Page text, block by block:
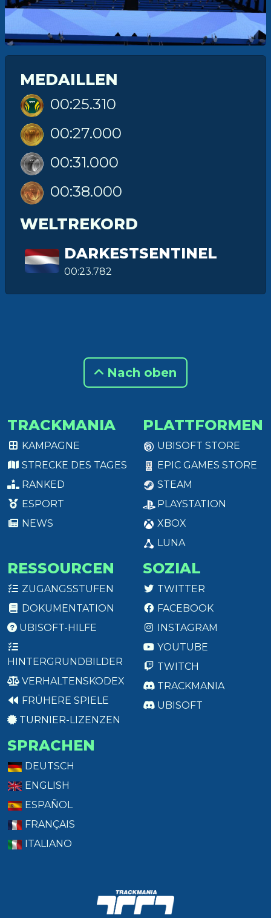
MEDAILLEN
00:25.310
00:27.000
00:31.000
00:38.000
WELTREKORD
DARKESTSENTINEL
00:23.782
Nach oben
TRACKMANIA
KAMPAGNE
STRECKE DES TAGES
RANKED
ESPORT
NEWS
PLATTFORMEN
UBISOFT STORE
EPIC GAMES STORE
STEAM
PLAYSTATION
XBOX
LUNA
RESSOURCEN
ZUGANGSSTUFEN
DOKUMENTATION
UBISOFT-HILFE
HINTERGRUNDBILDER
VERHALTENSKODEX
FRÜHERE SPIELE
TURNIER-LIZENZEN
SOZIAL
TWITTER
FACEBOOK
INSTAGRAM
YOUTUBE
TWITCH
TRACKMANIA
UBISOFT
SPRACHEN
DEUTSCH
ENGLISH
ESPAÑOL
FRANÇAIS
ITALIANO